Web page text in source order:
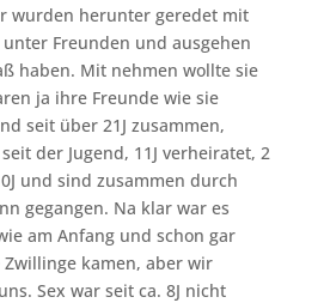
wurden herunter geredet mit
unter Freunden und ausgehen
haben. Mit nehmen wollte sie
ja ihre Freunde wie sie
seit über 21J zusammen,
der Jugend, 11J verheiratet, 2
und sind zusammen durch
gegangen. Na klar war es
am Anfang und schon gar
kamen, aber wir
Sex war seit ca. 8J nicht